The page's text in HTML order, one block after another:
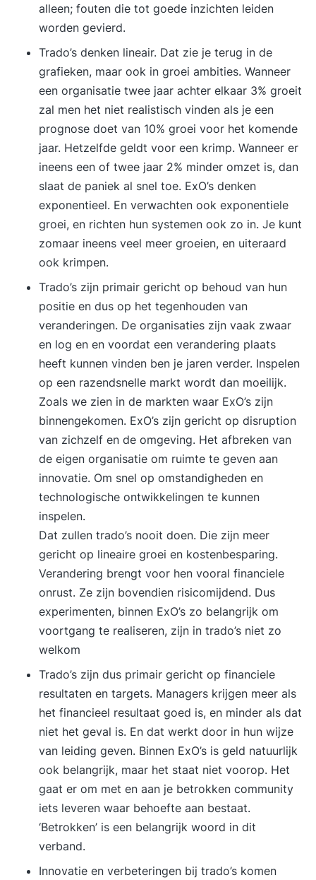
alleen; fouten die tot goede inzichten leiden
worden gevierd.
Trado’s denken lineair. Dat zie je terug in de
grafieken, maar ook in groei ambities. Wanneer
een organisatie twee jaar achter elkaar 3% groeit
zal men het niet realistisch vinden als je een
prognose doet van 10% groei voor het komende
jaar. Hetzelfde geldt voor een krimp. Wanneer er
ineens een of twee jaar 2% minder omzet is, dan
slaat de paniek al snel toe. ExO’s denken
exponentieel. En verwachten ook exponentiele
groei, en richten hun systemen ook zo in. Je kunt
zomaar ineens veel meer groeien, en uiteraard
ook krimpen.
Trado’s zijn primair gericht op behoud van hun
positie en dus op het tegenhouden van
veranderingen. De organisaties zijn vaak zwaar
en log en en voordat een verandering plaats
heeft kunnen vinden ben je jaren verder. Inspelen
op een razendsnelle markt wordt dan moeilijk.
Zoals we zien in de markten waar ExO’s zijn
binnengekomen. ExO’s zijn gericht op disruption
van zichzelf en de omgeving. Het afbreken van
de eigen organisatie om ruimte te geven aan
innovatie. Om snel op omstandigheden en
technologische ontwikkelingen te kunnen
inspelen.
Dat zullen trado’s nooit doen. Die zijn meer
gericht op lineaire groei en kostenbesparing.
Verandering brengt voor hen vooral financiele
onrust. Ze zijn bovendien risicomijdend. Dus
experimenten, binnen ExO’s zo belangrijk om
voortgang te realiseren, zijn in trado’s niet zo
welkom
Trado’s zijn dus primair gericht op financiele
resultaten en targets. Managers krijgen meer als
het financieel resultaat goed is, en minder als dat
niet het geval is. En dat werkt door in hun wijze
van leiding geven. Binnen ExO’s is geld natuurlijk
ook belangrijk, maar het staat niet voorop. Het
gaat er om met en aan je betrokken community
iets leveren waar behoefte aan bestaat.
‘Betrokken’ is een belangrijk woord in dit
verband.
Innovatie en verbeteringen bij trado’s komen